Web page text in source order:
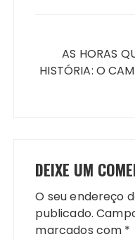
AS HORAS
HISTÓRIA: O
DEIXE UM
O seu endereço
publicado.
marcados com *